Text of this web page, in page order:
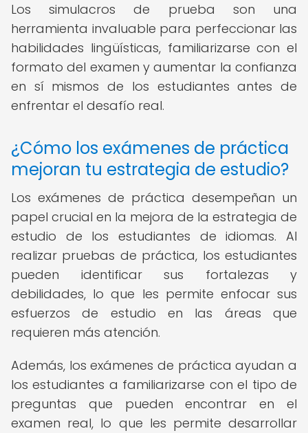
Los simulacros de prueba son una
herramienta invaluable para perfeccionar las
habilidades lingüísticas, familiarizarse con el
formato del examen y aumentar la confianza
en sí mismos de los estudiantes antes de
enfrentar el desafío real.
¿Cómo los exámenes de práctica
mejoran tu estrategia de estudio?
Los exámenes de práctica desempeñan un
papel crucial en la mejora de la estrategia de
estudio de los estudiantes de idiomas. Al
realizar pruebas de práctica, los estudiantes
pueden identificar sus fortalezas y
debilidades, lo que les permite enfocar sus
esfuerzos de estudio en las áreas que
requieren más atención.
Además, los exámenes de práctica ayudan a
los estudiantes a familiarizarse con el tipo de
preguntas que pueden encontrar en el
examen real, lo que les permite desarrollar